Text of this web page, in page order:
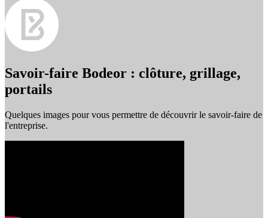
Savoir-faire Bodeor : clôture, grillage,
portails
Quelques images pour vous permettre de découvrir le savoir-faire de
l'entreprise.